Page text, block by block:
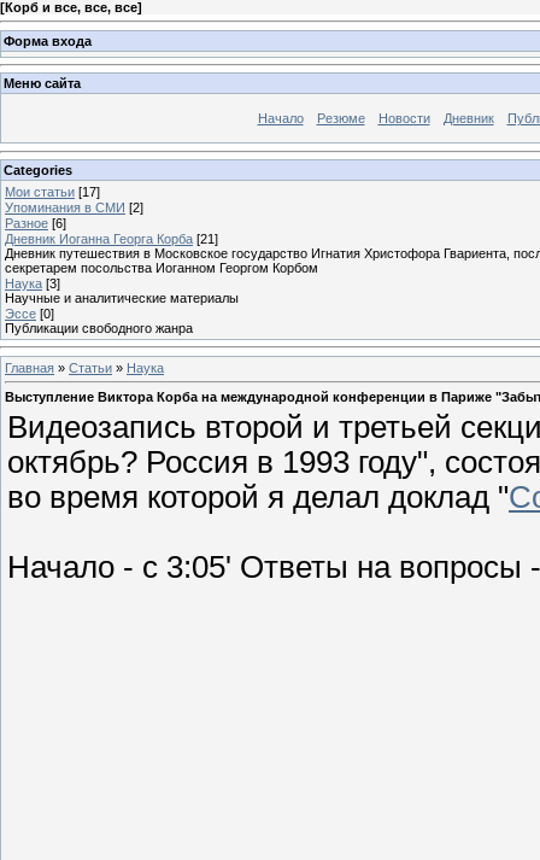
[Корб и все, все, все]
Форма входа
Меню сайта
Начало Резюме Новости Дневник
Categories
Мои статьи [17]
Упоминания в СМИ [2]
Разное [6]
Дневник Иоганна Георга Корба [21]
Дневник путешествия в Московское государство Игнатия Христофора Гвариента,
секретарем посольства Иоганном Георгом Корбом
Наука [3]
Научные и аналитические материалы
Эссе [0]
Публикации свободного жанра
Главная » Статьи » Наука
Выступление Виктора Корба на международной конференции в Париже
Видеозапись второй и третьей
октябрь? Россия в 1993 году",
во время которой я делал доклад "
Начало - с 3:05' Ответы на вопросы